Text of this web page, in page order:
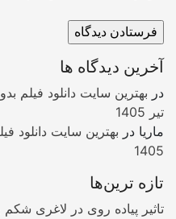
آخرین دیدگاه ها
در بهترین سایت دانلود فیلم
تیر 1405
ماریا در بهترین سایت دانلود
1405
تازه ترین‌ها
تاثیر پیاده روی در لاغری شکم